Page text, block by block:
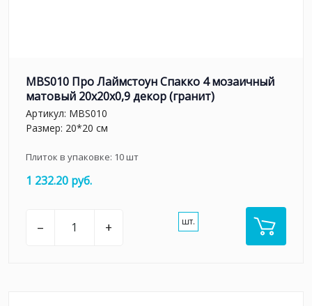
MBS010 Про Лаймстоун Спакко 4 мозаичный
матовый 20х20х0,9 декор (гранит)
Артикул: MBS010
Размер: 20*20 см
Плиток в упаковке: 10шт
1 232.20 руб.
– + шт.